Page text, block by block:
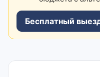
Бесплатный